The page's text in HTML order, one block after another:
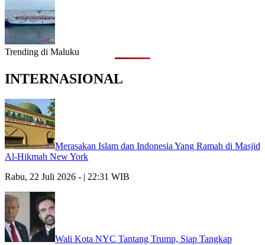
Trending di Maluku
INTERNASIONAL
Merasakan Islam dan Indonesia Yang Ramah di Masjid
Al-Hikmah New York
Rabu, 22 Juli 2026 - | 22:31 WIB
Wali Kota NYC Tantang Trump, Siap Tangkap